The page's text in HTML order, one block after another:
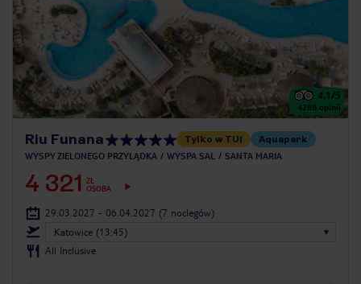
4.1/5
4288 opinii
Riu Funana Tylko w TUI Aquapark
WYSPY ZIELONEGO PRZYLĄDKA WYSPA SAL SANTA MARIA
4 321
ZŁ
OSOBA
29.03.2027 - 06.04.2027 (7 noclegów)
Katowice (13:45)
All Inclusive